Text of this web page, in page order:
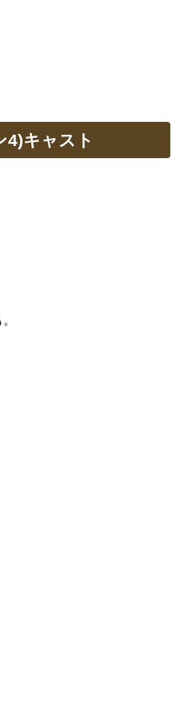
4)キャスト